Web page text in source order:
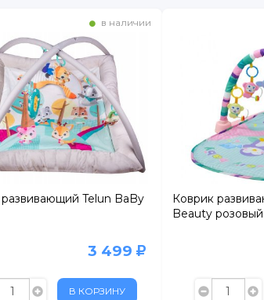
в наличии
Telun BaBy
3 499
В КОРЗИНУ
Коврик
Beauty розовый